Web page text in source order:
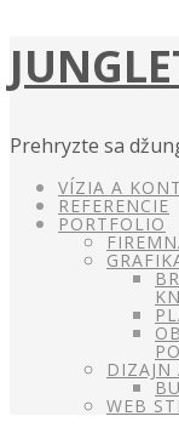
Prehryzte sa
VÍZIA A
REFERENCIE
PORTFOLIO
DIZAJN
WEB